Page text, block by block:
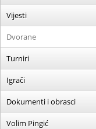
Vijesti
Dvorane
Turniri
Igrači
Dokumenti i obrasci
Volim Pingić